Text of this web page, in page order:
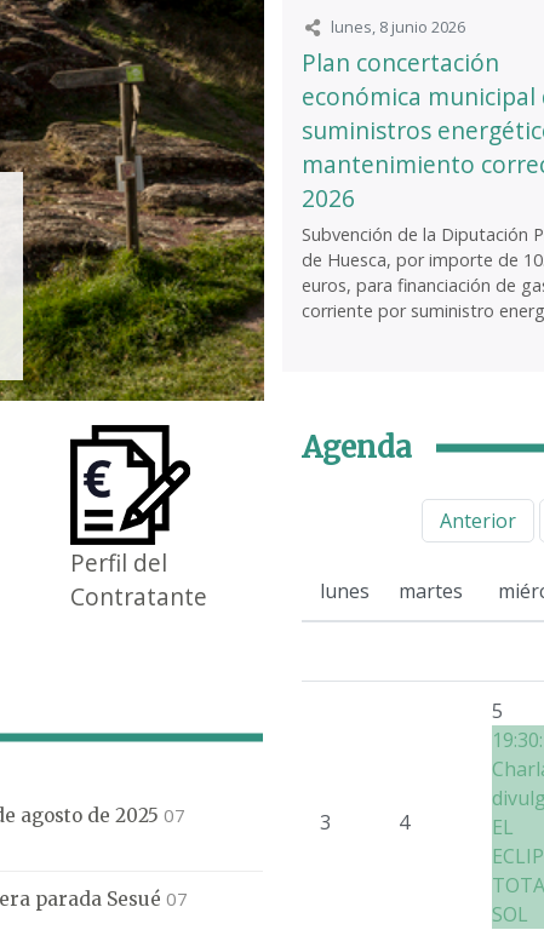
Perfil del
Contratante
agosto de 2025 07
parada Sesué 07
lunes, 8 junio 2026
Plan concertación
económica municipal
suministros
mantenimiento
2026
Subvención de la Diputación
de Huesca, por importe de
euros, para financiación de
corriente por suministro
Agenda
Anterior
lunes martes
3 4
5
19:30:
EL
SOL